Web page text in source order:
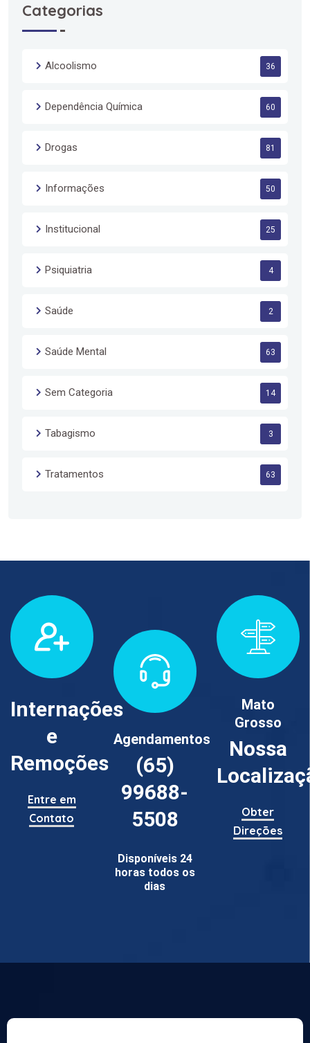
Categorias
Alcoolismo 36
Dependência Química 60
Drogas 81
Informações 50
Institucional 25
Psiquiatria 4
Saúde 2
Saúde Mental 63
Sem Categoria 14
Tabagismo 3
Tratamentos 63
Internações
e
Remoções
Entre em
Contato
Agendamentos
(65)
99688-
5508
Disponíveis 24
horas todos os
dias
Mato
Grosso
Nossa
Obter
Direções